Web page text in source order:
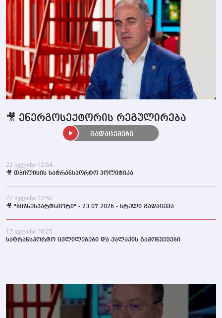
22 ივლისი 12:54
🎥 თბილისის სატრანსპორტო პოლიტიკა
22 ივლისი 12:50
🎥 "ბიზნესპარტნიორი" - 23.07.2026 - სრული გადაცემა
17 ივლისი 16:25
სატრანსპორტო ცვლილებები და ქალაქის გამოწვევები
🎥 ენერგოსექტორის რეგულირება
გადაცემები